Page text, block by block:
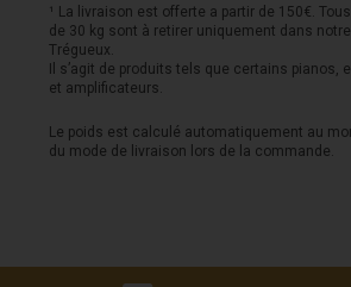
Hammertone
Overdrive
¹ La livraison est offerte a partir de 150€.
de 30 kg sont à retirer uniquement dans
Trégueux.
Il s’agit de produits tels que certains pianos,
et amplificateurs.
Le poids est calculé automatiquement au
du mode de livraison lors de la commande.